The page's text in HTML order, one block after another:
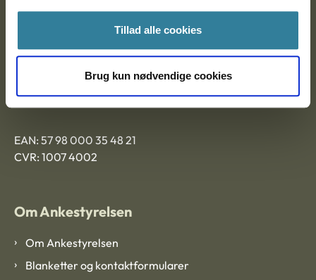
Tillad alle cookies
Brug kun nødvendige cookies
Ankestyrelsen København
EAN: 57 98 000 35 48 21
CVR: 1007 4002
Om Ankestyrelsen
Om Ankestyrelsen
Blanketter og kontaktformularer